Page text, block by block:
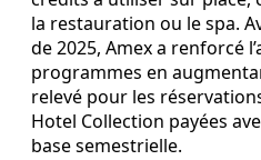
la restauration ou le spa.
de 2025, Amex a renforcé
programmes en
relevé pour les
Hotel Collection payées
base semestrielle.